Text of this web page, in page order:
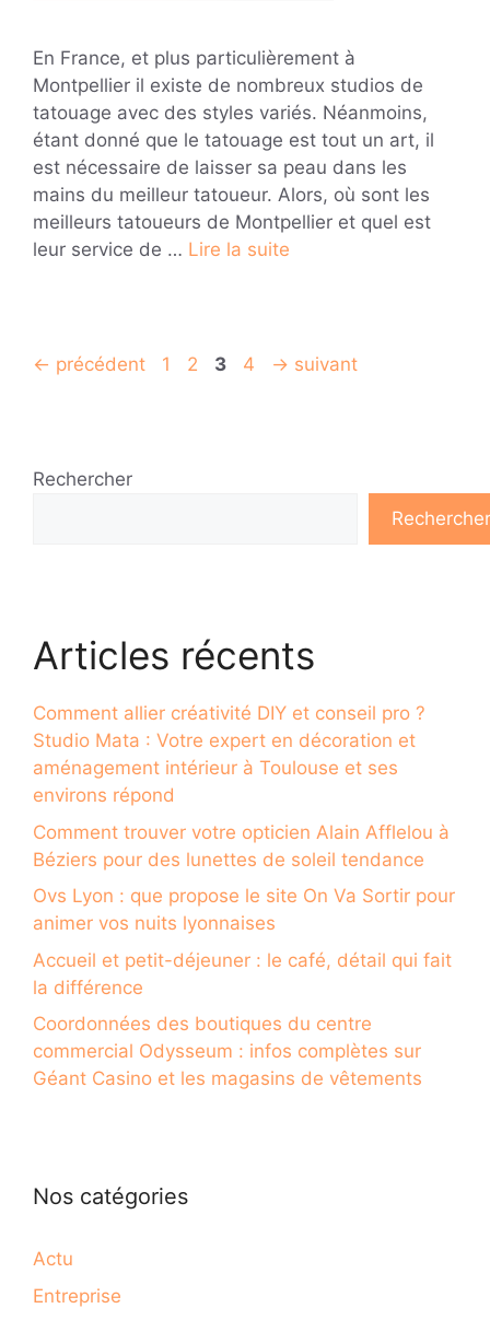
En France, et plus particulièrement à
Montpellier il existe de nombreux studios de
tatouage avec des styles variés. Néanmoins,
étant donné que le tatouage est tout un art, il
est nécessaire de laisser sa peau dans les
mains du meilleur tatoueur. Alors, où sont les
meilleurs tatoueurs de Montpellier et quel est
leur service de … Lire la suite
← précédent Page
1 Page
2 Page
3 Page
4 → suivant
Rechercher
Rechercher
Articles récents
Comment allier créativité DIY et conseil pro ?
Studio Mata : Votre expert en décoration et
aménagement intérieur à Toulouse et ses
environs répond
Comment trouver votre opticien Alain Afflelou à
Béziers pour des lunettes de soleil tendance
Ovs Lyon : que propose le site On Va Sortir pour
animer vos nuits lyonnaises
Accueil et petit-déjeuner : le café, détail qui fait
la différence
Coordonnées des boutiques du centre
commercial Odysseum : infos complètes sur
Géant Casino et les magasins de vêtements
Nos catégories
Actu
Entreprise